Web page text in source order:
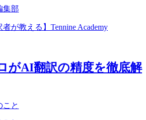
集部
者が教える】Tennine Academy
がAI翻訳の精度を徹底解
こと